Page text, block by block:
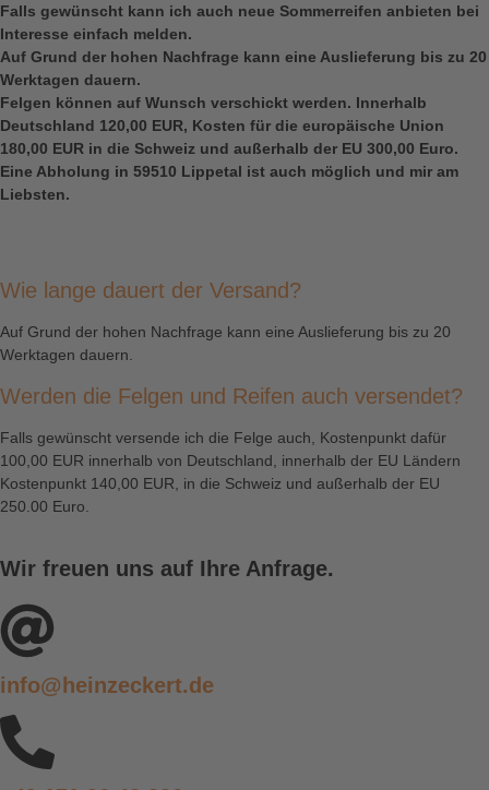
Falls gewünscht kann ich auch neue Sommerreifen anbieten bei
Interesse einfach melden.
Auf Grund der hohen Nachfrage kann eine Auslieferung bis zu 20
Werktagen dauern.
Felgen können auf Wunsch verschickt werden. Innerhalb
Deutschland 120,00 EUR, Kosten für die europäische Union
180,00 EUR in die Schweiz und außerhalb der EU 300,00 Euro.
Eine Abholung in 59510 Lippetal ist auch möglich und mir am
Liebsten.
Wie lange dauert der Versand?
Auf Grund der hohen Nachfrage kann eine Auslieferung bis zu 20
Werktagen dauern.
Werden die Felgen und Reifen auch versendet?
Falls gewünscht versende ich die Felge auch, Kostenpunkt dafür
100,00 EUR innerhalb von Deutschland, innerhalb der EU Ländern
Kostenpunkt 140,00 EUR, in die Schweiz und außerhalb der EU
250.00 Euro.
Wir freuen uns auf Ihre Anfrage.
info@heinzeckert.de